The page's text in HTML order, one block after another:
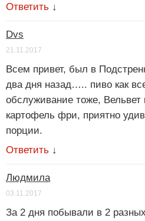
Ответить ↓
Dvs
21.11.2017
Всем привет, был в
два дня назад….. пиво как
обслуживание тоже, Вельвет
картофель фри, приятно
порции.
Ответить ↓
Людмила
03.11.2017
За 2 дня побывали в 2